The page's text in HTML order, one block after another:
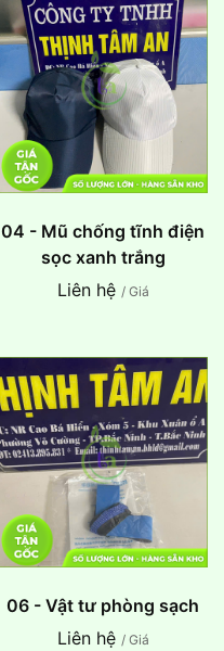
04 - Mũ chống tĩnh điện
sọc xanh trắng
Liên hệ / Giá
06 - Vật tư phòng sạch
Liên hệ / Giá